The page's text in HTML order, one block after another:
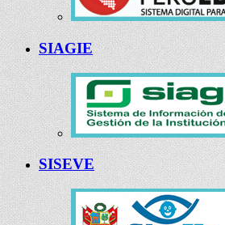
SIAGIE
SISEVE